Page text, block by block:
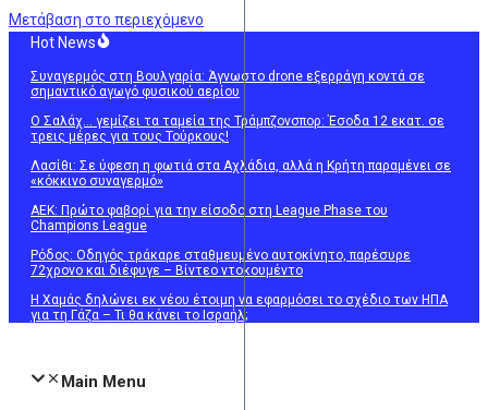
Μετάβαση στο περιεχόμενο
Hot News
Συναγερμός στη Βουλγαρία: Άγνωστο drone εξερράγη κοντά σε
σημαντικό αγωγό φυσικού αερίου
Ο Σαλάχ… γεμίζει τα ταμεία της Τράμπζονσπορ: Έσοδα 12 εκατ. σε
τρεις μέρες για τους Τούρκους!
Λασίθι: Σε ύφεση η φωτιά στα Αχλάδια, αλλά η Κρήτη παραμένει σε
«κόκκινο συναγερμό»
ΑΕΚ: Πρώτο φαβορί για την είσοδο στη League Phase του
Champions League
Ρόδος: Οδηγός τράκαρε σταθμευμένο αυτοκίνητο, παρέσυρε
72χρονο και διέφυγε – Βίντεο ντοκουμέντο
Η Χαμάς δηλώνει εκ νέου έτοιμη να εφαρμόσει το σχέδιο των ΗΠΑ
για τη Γάζα – Τι θα κάνει το Ισραήλ;
Main Menu